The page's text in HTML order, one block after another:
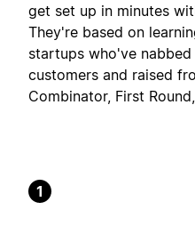
get set up in minutes
They're based on
startups who've
customers and raised
Combinator, First
1